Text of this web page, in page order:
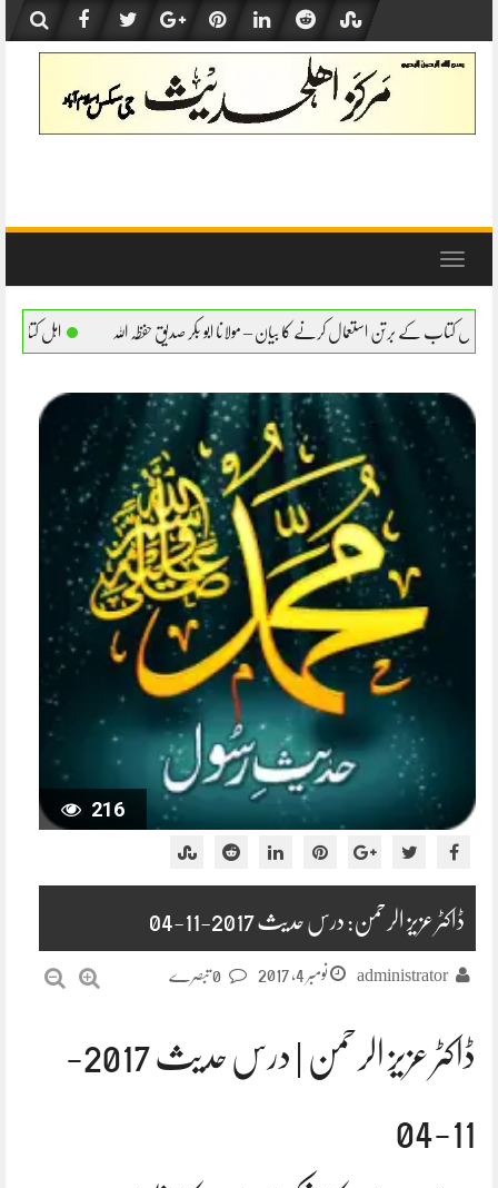
content
Toggle
کا بیان – مولانا ابو بکر صدیق حفظہ اللہ اہل کتاب کے برتن استعمال کرنے کا بیان –
216
ڈاکٹر عزیز الرحمن: درس حدیث 2017-11-04
administrator نومبر 4, 2017
ڈاکٹر عزیز الرحمن | درس حدیث 2017-
11-04